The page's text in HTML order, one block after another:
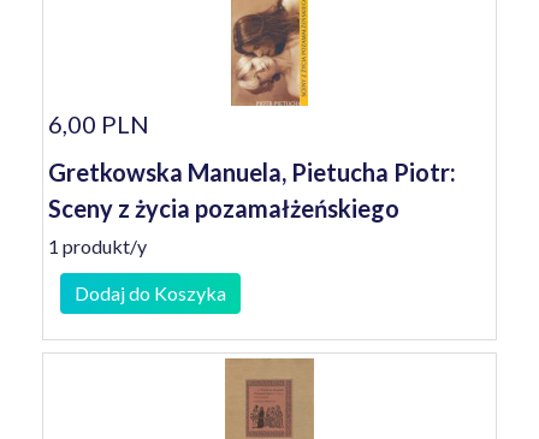
6,00 PLN
Gretkowska Manuela, Pietucha Piotr:
Sceny z życia pozamałżeńskiego
1 produkt/y
Dodaj do Koszyka